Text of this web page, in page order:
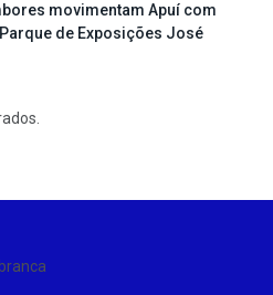
movimentam Apuí com
de Exposições José